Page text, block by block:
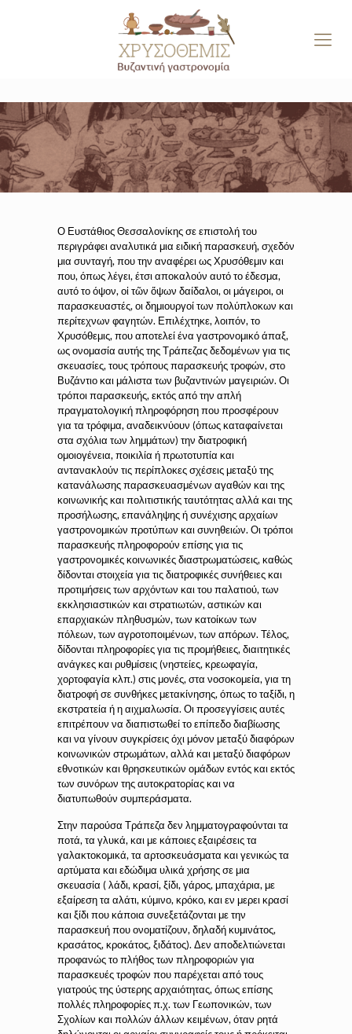
Ο Ευστάθιος Θεσσαλονίκης σε επιστολή του
περιγράφει αναλυτικά μια ειδική παρασκευή, σχεδόν
μια συνταγή, που την αναφέρει ως Χρυσόθεμιν και
που, όπως λέγει, έτσι αποκαλούν αυτό το έδεσμα,
αυτό το όψον, οἱ τῶν ὄψων δαίδαλοι, οι μάγειροι, οι
παρασκευαστές, οι δημιουργοί των πολύπλοκων και
περίτεχνων φαγητών. Επιλέχτηκε, λοιπόν, το
Χρυσόθεμις, που αποτελεί ένα γαστρονομικό άπαξ,
ως ονομασία αυτής της Τράπεζας δεδομένων για τις
σκευασίες, τους τρόπους παρασκευής τροφών, στο
Βυζάντιο και μάλιστα των βυζαντινών μαγειριών. Οι
τρόποι παρασκευής, εκτός από την απλή
πραγματολογική πληροφόρηση που προσφέρουν
για τα τρόφιμα, αναδεικνύουν (όπως καταφαίνεται
στα σχόλια των λημμάτων) την διατροφική
ομοιογένεια, ποικιλία ή πρωτοτυπία και
αντανακλούν τις περίπλοκες σχέσεις μεταξύ της
κατανάλωσης παρασκευασμένων αγαθών και της
κοινωνικής και πολιτιστικής ταυτότητας αλλά και της
προσήλωσης, επανάληψης ή συνέχισης αρχαίων
γαστρονομικών προτύπων και συνηθειών. Οι τρόποι
παρασκευής πληροφορούν επίσης για τις
γαστρονομικές κοινωνικές διαστρωματώσεις, καθώς
δίδονται στοιχεία για τις διατροφικές συνήθειες και
προτιμήσεις των αρχόντων και του παλατιού, των
εκκλησιαστικών και στρατιωτών, αστικών και
επαρχιακών πληθυσμών, των κατοίκων των
πόλεων, των αγροτοποιμένων, των απόρων. Τέλος,
δίδονται πληροφορίες για τις προμήθειες, διαιτητικές
ανάγκες και ρυθμίσεις (νηστείες, κρεωφαγία,
χορτοφαγία κλπ.) στις μονές, στα νοσοκομεία, για τη
διατροφή σε συνθήκες μετακίνησης, όπως το ταξίδι, η
εκστρατεία ή η αιχμαλωσία. Οι προσεγγίσεις αυτές
επιτρέπουν να διαπιστωθεί το επίπεδο διαβίωσης
και να γίνουν συγκρίσεις όχι μόνον μεταξύ διαφόρων
κοινωνικών στρωμάτων, αλλά και μεταξύ διαφόρων
εθνοτικών και θρησκευτικών ομάδων εντός και εκτός
των συνόρων της αυτοκρατορίας και να
διατυπωθούν συμπεράσματα.
Στην παρούσα Τράπεζα δεν λημματογραφούνται τα
ποτά, τα γλυκά, και με κάποιες εξαιρέσεις τα
γαλακτοκομικά, τα αρτοσκευάσματα και γενικώς τα
αρτύματα και εδώδιμα υλικά χρήσης σε μια
σκευασία ( λάδι, κρασί, ξίδι, γάρος, μπαχάρια, με
εξαίρεση τα αλάτι, κύμινο, κρόκο, και εν μερει κρασί
και ξίδι που κάποια συνεξετάζονται με την
παρασκευή που ονοματίζουν, δηλαδή κυμινάτος,
κρασάτος, κροκάτος, ξιδάτος). Δεν αποδελτιώνεται
προφανώς το πλήθος των πληροφοριών για
παρασκευές τροφών που παρέχεται από τους
γιατρούς της ύστερης αρχαιότητας, όπως επίσης
πολλές πληροφορίες π.χ. των Γεωπονικών, των
Σχολίων και πολλών άλλων κειμένων, όταν ρητά